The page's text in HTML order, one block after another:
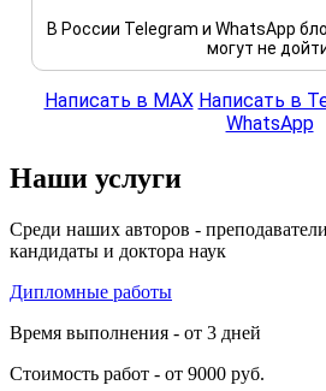
В России Telegram и WhatsApp
могут не
Написать в MAX Написать в
WhatsApp
Наши услуги
Среди наших авторов -
кандидаты и доктора наук
Дипломные работы
Время выполнения - от 3 дней
Стоимость работ - от 9000 руб.